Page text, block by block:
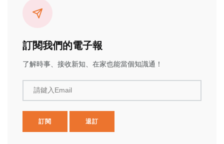
訂閱我們的電子報
了解時事、接收新知、在家也能當個知識通！
請鍵入Email
訂閱 退訂